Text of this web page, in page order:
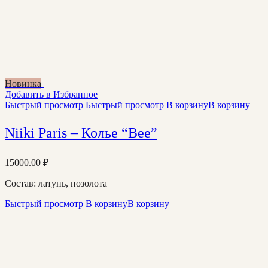
Новинка
Добавить в Избранное
Быстрый просмотр Быстрый просмотр В корзинуВ корзину
Niiki Paris – Колье “Bee”
15000.00 ₽
Состав: латунь, позолота
Быстрый просмотр В корзинуВ корзину